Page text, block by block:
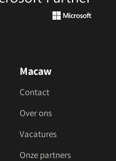
Macaw
Contact
Over ons
Vacatures
Onze partners